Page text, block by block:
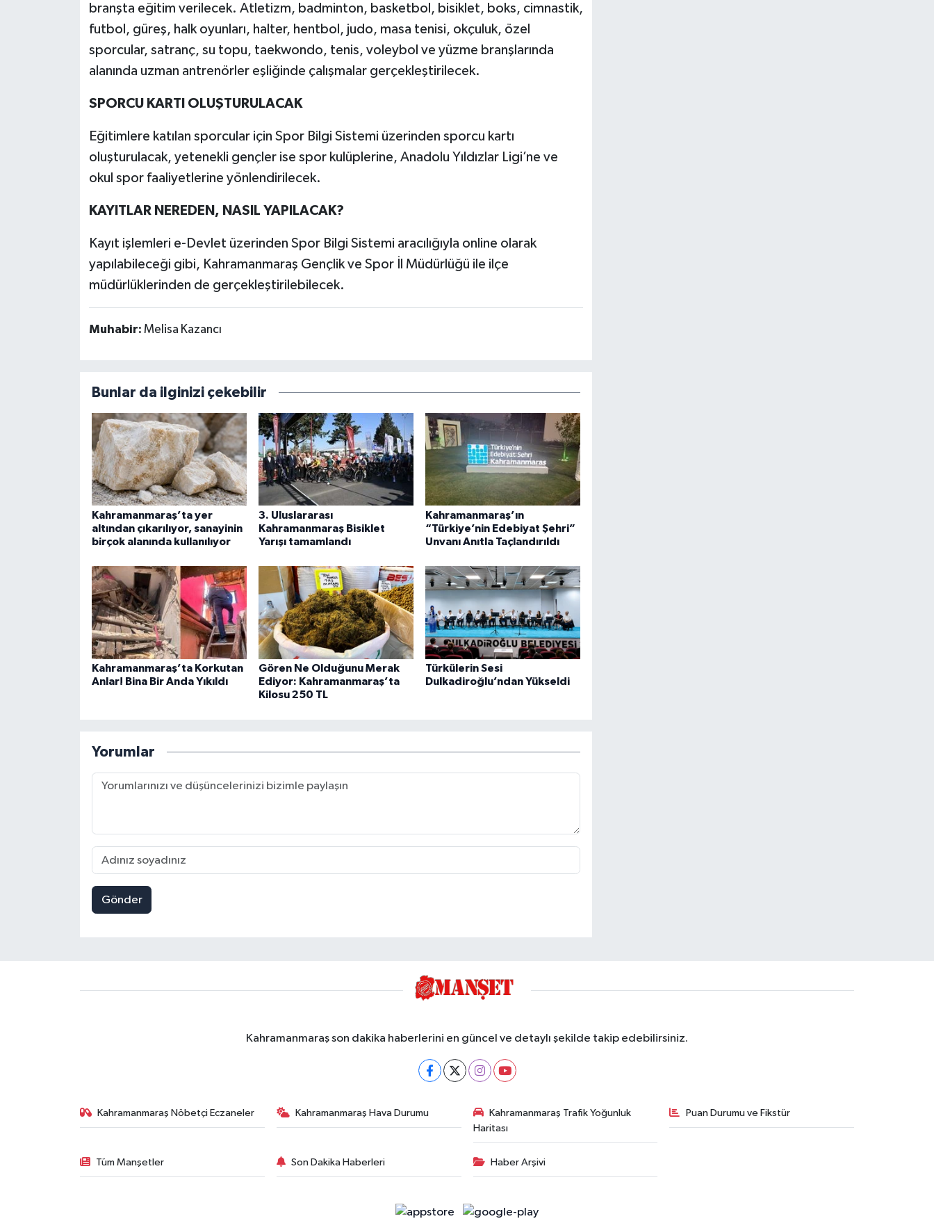
branşta eğitim verilecek. Atletizm, badminton, basketbol, bisiklet, boks, cimnastik,
futbol, güreş, halk oyunları, halter, hentbol, judo, masa tenisi, okçuluk, özel
sporcular, satranç, su topu, taekwondo, tenis, voleybol ve yüzme branşlarında
alanında uzman antrenörler eşliğinde çalışmalar gerçekleştirilecek.
SPORCU KARTI OLUŞTURULACAK
Eğitimlere katılan sporcular için Spor Bilgi Sistemi üzerinden sporcu kartı
oluşturulacak, yetenekli gençler ise spor kulüplerine, Anadolu Yıldızlar Ligi’ne ve
okul spor faaliyetlerine yönlendirilecek.
KAYITLAR NEREDEN, NASIL YAPILACAK?
Kayıt işlemleri e-Devlet üzerinden Spor Bilgi Sistemi aracılığıyla online olarak
yapılabileceği gibi, Kahramanmaraş Gençlik ve Spor İl Müdürlüğü ile ilçe
müdürlüklerinden de gerçekleştirilebilecek.
Muhabir: Melisa Kazancı
Bunlar da ilginizi çekebilir
Kahramanmaraş’ta yer
altından çıkarılıyor, sanayinin
birçok alanında kullanılıyor
3. Uluslararası
Kahramanmaraş Bisiklet
Yarışı tamamlandı
Kahramanmaraş’ın
“Türkiye’nin Edebiyat Şehri”
Unvanı Anıtla Taçlandırıldı
Kahramanmaraş’ta Korkutan
Anlar! Bina Bir Anda Yıkıldı
Gören Ne Olduğunu Merak
Ediyor: Kahramanmaraş’ta
Kilosu 250 TL
Türkülerin Sesi
Dulkadiroğlu’ndan Yükseldi
Yorumlar
Gönder
Kahramanmaraş son dakika haberlerini en güncel ve detaylı şekilde takip edebilirsiniz.
Kahramanmaraş Nöbetçi Eczaneler Kahramanmaraş Hava Durumu
Kahramanmaraş Trafik Yoğunluk
Haritası
Puan Durumu ve Fikstür
Tüm Manşetler Son Dakika Haberleri Haber Arşivi